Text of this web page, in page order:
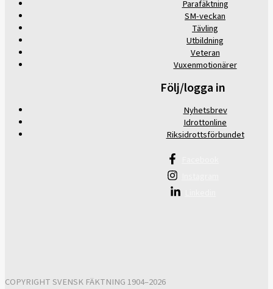
Parafäktning
SM-veckan
Tävling
Utbildning
Veteran
Vuxenmotionärer
Följ/logga in
Nyhetsbrev
Idrottonline
Riksidrottsförbundet
COPYRIGHT SVENSK FÄKTNING 1904–2026